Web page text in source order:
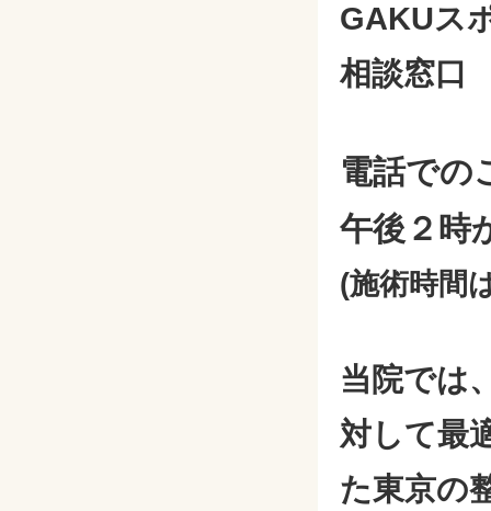
GAKUス
相談窓口
電話での
午後２時
(施術時間
当院では
対して最
た東京の